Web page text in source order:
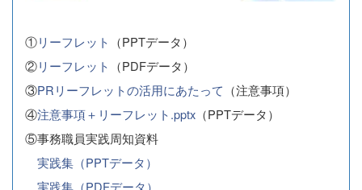
①リーフレット （PPTデータ）
②リーフレット （PDFデータ）
③PRリーフレットの活用にあたって （注意事項）
④注意事項＋リーフレット.pptx （PPTデータ）
⑤事務職員実践周知資料
実践集（PPTデータ）
実践集（PDFデータ）